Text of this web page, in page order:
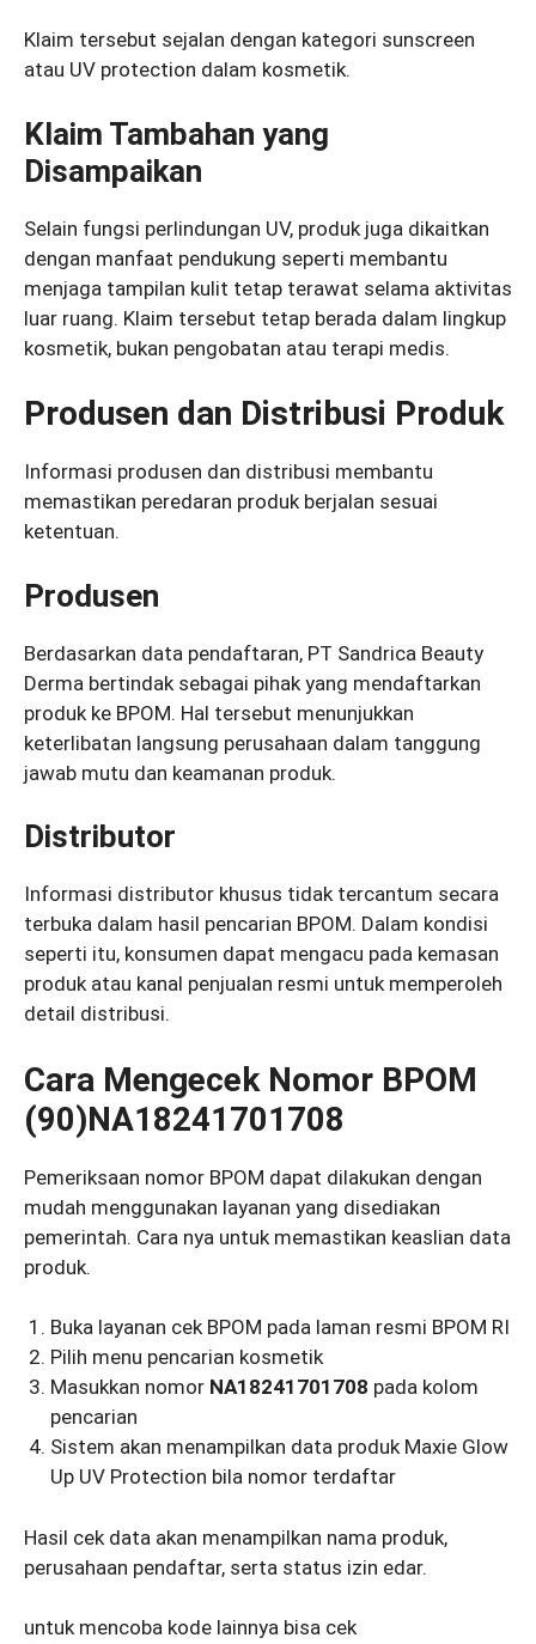
Klaim tersebut sejalan dengan kategori sunscreen
atau UV protection dalam kosmetik.
Klaim Tambahan yang
Disampaikan
Selain fungsi perlindungan UV, produk juga dikaitkan
dengan manfaat pendukung seperti membantu
menjaga tampilan kulit tetap terawat selama aktivitas
luar ruang. Klaim tersebut tetap berada dalam lingkup
kosmetik, bukan pengobatan atau terapi medis.
Produsen dan Distribusi Produk
Informasi produsen dan distribusi membantu
memastikan peredaran produk berjalan sesuai
ketentuan.
Produsen
Berdasarkan data pendaftaran, PT Sandrica Beauty
Derma bertindak sebagai pihak yang mendaftarkan
produk ke BPOM. Hal tersebut menunjukkan
keterlibatan langsung perusahaan dalam tanggung
jawab mutu dan keamanan produk.
Distributor
Informasi distributor khusus tidak tercantum secara
terbuka dalam hasil pencarian BPOM. Dalam kondisi
seperti itu, konsumen dapat mengacu pada kemasan
produk atau kanal penjualan resmi untuk memperoleh
detail distribusi.
Cara Mengecek Nomor BPOM
(90)NA18241701708
Pemeriksaan nomor BPOM dapat dilakukan dengan
mudah menggunakan layanan yang disediakan
pemerintah. Cara nya untuk memastikan keaslian data
produk.
Buka layanan cek BPOM pada laman resmi BPOM RI
Pilih menu pencarian kosmetik
Masukkan nomor NA18241701708 pada kolom
pencarian
Sistem akan menampilkan data produk Maxie Glow
Up UV Protection bila nomor terdaftar
Hasil cek data akan menampilkan nama produk,
perusahaan pendaftar, serta status izin edar.
untuk mencoba kode lainnya bisa cek